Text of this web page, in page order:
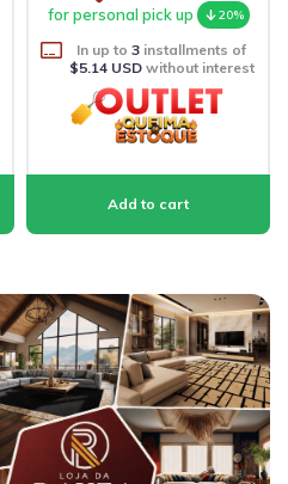
for personal pick up
20%
In up to 3 installments of
$5.14 USDwithout interest